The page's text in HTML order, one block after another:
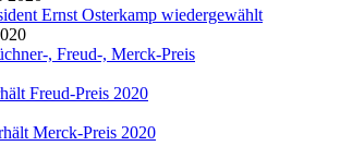
Ernst Osterkamp wiedergewählt
, Freud-, Merck-Preis
Freud-Preis 2020
Merck-Preis 2020